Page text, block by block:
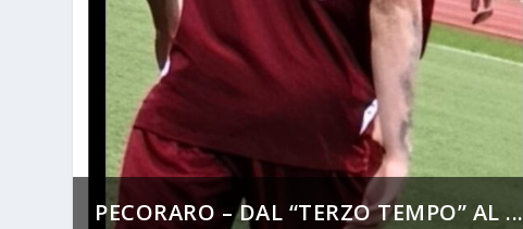
PECORARO – DAL “TERZO TEMPO” AL ...